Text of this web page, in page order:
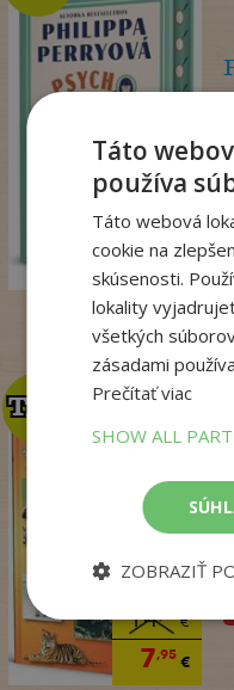
22,90€
18,09
14,50€
7,95€
TOP
TOP
Táto
používa
Táto webová
cookie na
skúsenosti.
lokality
všetkých
zásadami
Prečítať viac
SHOW ALL
ZOBRAZIŤ